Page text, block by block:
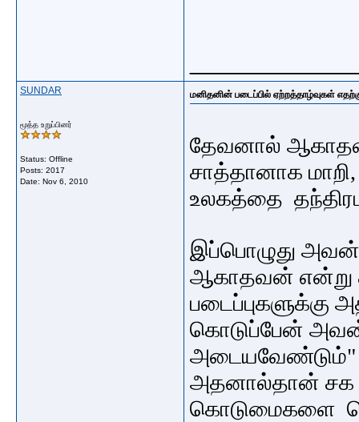
SUNDAR
மூத்த உறுப்பினர்
Status: Offline
Posts: 2017
Date: Nov 6, 2010
மனிதனின் படைப்பில் ஏற்றத்தாழ்வுகள்
தேவனால்
சாத்தானாக
உலகத்தை
இப்பொழுது
ஆகாதவன் என்று
படைப்புகளுக்கு
கொடுப்பேன்
அடையவேண்டும்"
அதனால்தான் சக
கொடுமைகளை